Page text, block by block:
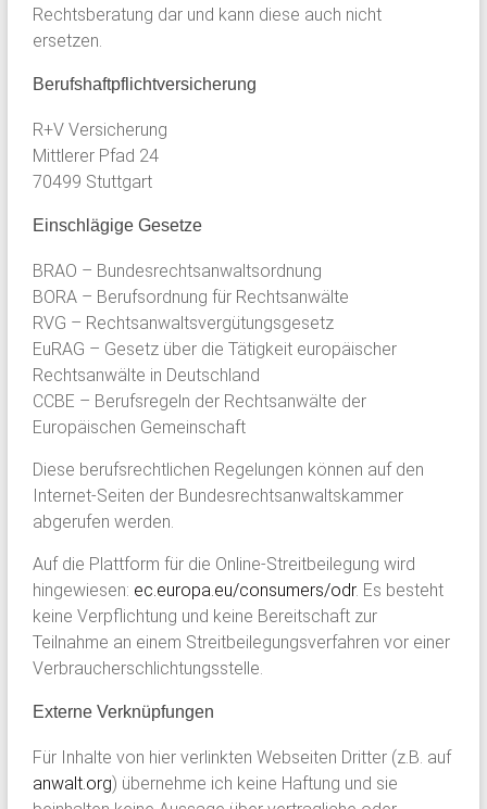
Rechtsberatung dar und kann diese auch nicht
ersetzen.
Berufshaftpflichtversicherung
R+V Versicherung
Mittlerer Pfad 24
70499 Stuttgart
Einschlägige Gesetze
BRAO – Bundesrechtsanwaltsordnung
BORA – Berufsordnung für Rechtsanwälte
RVG – Rechtsanwaltsvergütungsgesetz
EuRAG – Gesetz über die Tätigkeit europäischer
Rechtsanwälte in Deutschland
CCBE – Berufsregeln der Rechtsanwälte der
Europäischen Gemeinschaft
Diese berufsrechtlichen Regelungen können auf den
Internet-Seiten der Bundesrechtsanwaltskammer
abgerufen werden.
Auf die Plattform für die Online-Streitbeilegung wird
hingewiesen: ec.europa.eu/consumers/odr. Es besteht
keine Verpflichtung und keine Bereitschaft zur
Teilnahme an einem Streitbeilegungsverfahren vor einer
Verbraucherschlichtungsstelle.
Externe Verknüpfungen
Für Inhalte von hier verlinkten Webseiten Dritter (z.B. auf
anwalt.org) übernehme ich keine Haftung und sie